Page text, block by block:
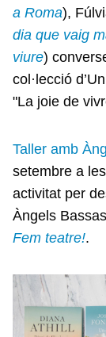
a Roma),
dia que vaig
viure)
col·lecció
"La joie de
Taller amb
setembre a
activitat per
Àngels
Fem teatre!.